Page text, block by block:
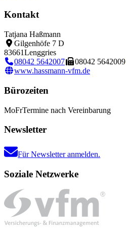
Kontakt
Tatjana Haßmann
Gilgenhöfe 7 D
83661Lenggries
08042 5642007
08042 5642009
www.hassmann-vfm.de
Bürozeiten
MoFrTermine nach Vereinbarung
Newsletter
Für Newsletter anmelden.
Soziale Netzwerke